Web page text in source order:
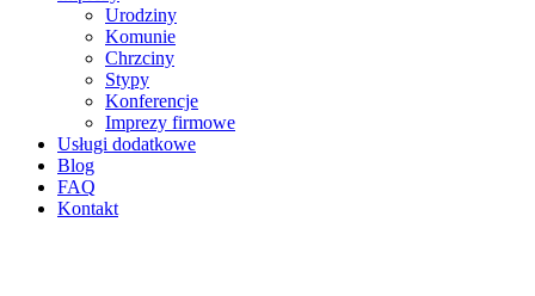
Urodziny
Komunie
Chrzciny
Stypy
Konferencje
Imprezy firmowe
Usługi dodatkowe
Blog
FAQ
Kontakt